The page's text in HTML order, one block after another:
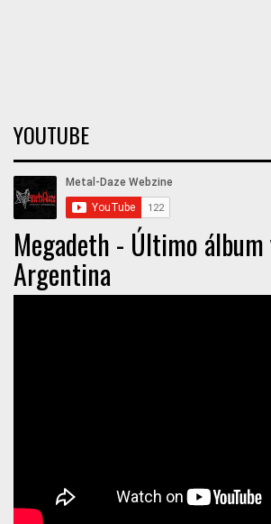
YOUTUBE
Megadeth - Último
Argentina